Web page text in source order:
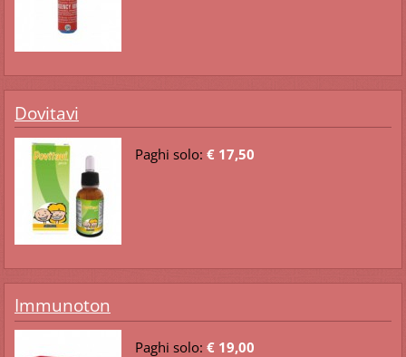
Dovitavi
Paghi solo: € 17,50
Immunoton
Paghi solo: € 19,00